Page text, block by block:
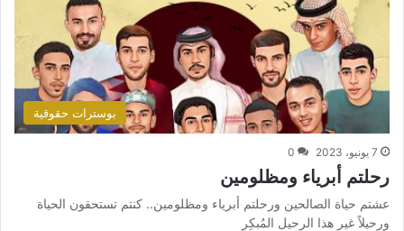
بوسترات حقوقية
7 يونيو، 2023 0
رحلتم أبرياء ومظلومين
عشتم حياة الصالحين ورحلتم أبرياء ومظلومين.. كنتم تستحقون الحياة
ورحيلاً غير هذا الرحيل المُبكِر